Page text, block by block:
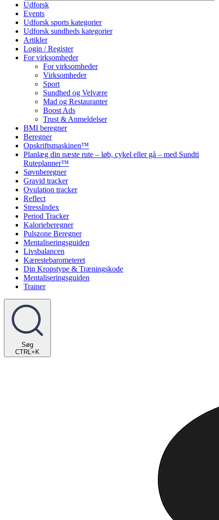
Udforsk
Events
Udforsk sports kategorier
Udforsk sundheds kategorier
Artikler
Login / Register
For virksomheder
For virksomheder
Virksomheder
Sport
Sundhed og Velvære
Mad og Restauranter
Boost Ads
Trust & Anmeldelser
BMI beregner
Beregner
Opskriftsmaskinen™
Planlæg din næste rute – løb, cykel eller gå – med Sundti
Ruteplanner™
Søvnberegner
Gravid tracker
Ovulation tracker
Reflect
StressIndex
Period Tracker
Kalorieberegner
Pulszone Beregner
Mentaliseringsguiden
Livsbalancen
Kærestebarometeret
Din Kropstype & Træningskode
Mentaliseringsguiden
Trainer
Søg
CTRL+K